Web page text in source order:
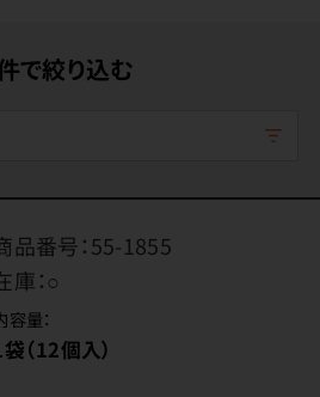
で絞り込む
品番号：55-1855
庫：○
容量：
（12個入）